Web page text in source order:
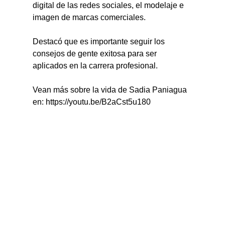
digital de las redes sociales, el modelaje e
imagen de marcas comerciales.
Destacó que es importante seguir los
consejos de gente exitosa para ser
aplicados en la carrera profesional.
Vean más sobre la vida de Sadia Paniagua
en: https://youtu.be/B2aCst5u180